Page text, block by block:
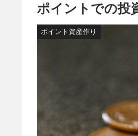
ポイントでの投
ポイント資産作り